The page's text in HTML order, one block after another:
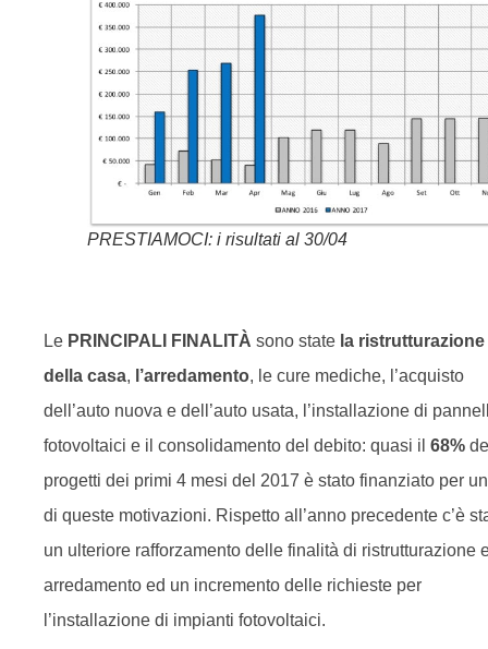
PRESTIAMOCI: i risultati al 30/04
Le PRINCIPALI FINALITÀ sono state la ristrutturazione
della casa, l’arredamento, le cure mediche, l’acquisto
dell’auto nuova e dell’auto usata, l’installazione di
fotovoltaici e il consolidamento del debito: quasi il 68%
progetti dei primi 4 mesi del 2017 è stato finanziato per
di queste motivazioni. Rispetto all’anno precedente c’è
un ulteriore rafforzamento delle finalità di ristrutturazione
arredamento ed un incremento delle richieste per
l’installazione di impianti fotovoltaici.